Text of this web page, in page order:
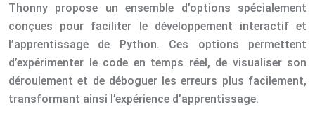
Thonny propose un ensemble d’options spécialement
conçues pour faciliter le développement interactif et
l’apprentissage de Python. Ces options permettent
d’expérimenter le code en temps réel, de visualiser son
déroulement et de déboguer les erreurs plus facilement,
transformant ainsi l’expérience d’apprentissage.